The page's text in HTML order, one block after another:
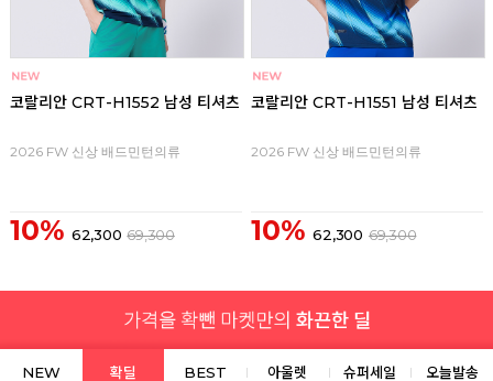
코랄리안 CRT-H1552 남성 티셔츠
2026 FW 신상 배드민턴의류
10% 62,300 69,300
코랄리안 CRT-H1551 남성 티셔츠
2026 FW 신상 배드민턴의류
10% 62,300 69,300
NEW 확딜 BEST 아울렛 슈퍼세일 오늘발송